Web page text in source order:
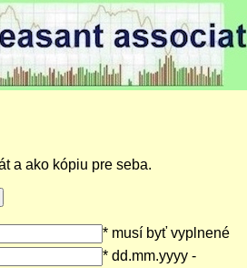
a ako kópiu pre seba.
* musí byť vyplnené
* dd.mm.yyyy -